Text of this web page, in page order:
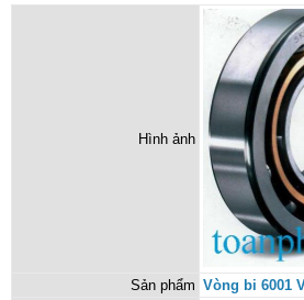
Hình ảnh
Sản phẩm Vòng bi 6001